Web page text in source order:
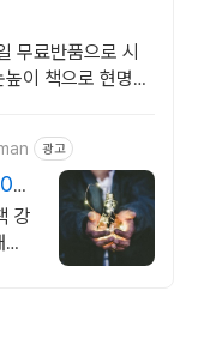
무료반품으로 시
이 책으로 현명한
광고
만
강